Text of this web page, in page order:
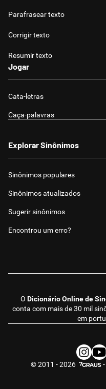
Parafrasear texto
Corrigir texto
Resumir texto
Jogar
Cata-letras
Caça-palavras
O Dicionário Online de
conta com mais de 30 mil
em
Explorar Sinônimos
Sinônimos populares
Sinônimos atualizados
Sugerir sinônimos
Encontrou um erro?
© 2011 - 2026 -